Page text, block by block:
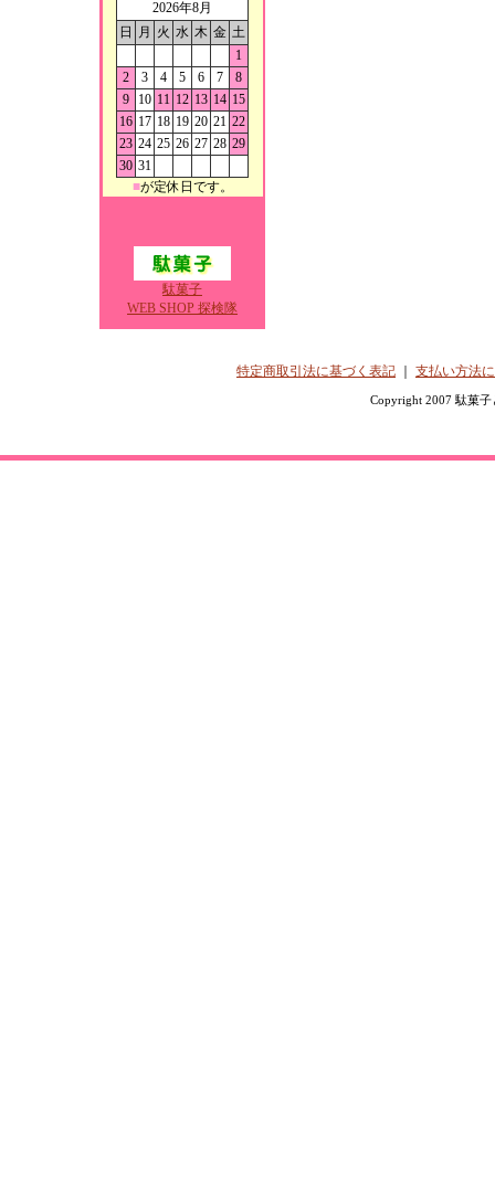
2026年8月
日
月 火 水 木 金 土
1
2
3 4 5 6 7
8
9
10 11 12 13 14 15
16 17 18 19 20 21 22
23 24 25 26 27 28 29
30 31
■が定休日です。
駄菓子
WEB SHOP 探検隊
特定商取引法に基づく表記 支払い方法
Copyright 2007 駄菓